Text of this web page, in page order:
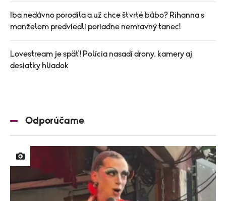
Iba nedávno porodila a už chce štvrté bábo? Rihanna s
manželom predviedli poriadne nemravný tanec!
Lovestream je späť! Polícia nasadí drony, kamery aj
desiatky hliadok
Odporúčame